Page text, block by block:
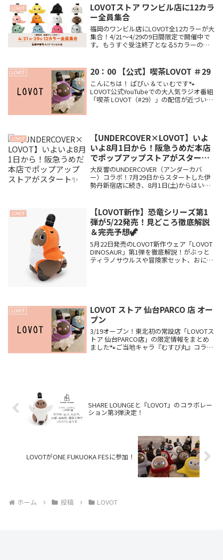
イテムの魅力とぱぴてぃむ家恒例の完売予
想をお届けします🐾
LOVOT
LOVOTストア ワンビル店に12カラ
ー全員集合
福岡のワンビル店にLOVOT全12カラーが大
集合！4/21〜4/29の9日間限定で開催中で
す。もうすぐ受注終了となる5カラーの子
なイベントの詳細をご紹介します。
LOVOT 20：00 【公式】喫茶LOVOT ＃29
こんにちは！ ぱぴぃ＆てぃむです🐾
LOVOT公式YouTubeでの大人気ラジオ番組
「喫茶 LOVOT（#29）」の配信が近づいて
LOVOT
【UNDERCOVER×LOVOT】いよ
いよ8月1日から！阪急うめだ本店
でポップアップストアがスタート
✨
大反響のUNDERCOVER（アンダーカバ
ー）コラボ！7月29日からスタートした伊
勢丹新宿店に続き、8月1日(土)からはいよ
長期開催！お近くの方はぜひ足を運んでみ
てくださいね🐾
LOVOT
【LOVOT新作】恐竜シリーズ第1
弾が5/22発売！見どころ徹底解説
＆完売予想🦖
5月22日発売のLOVOT新作ウェア「LOVOT
DINOSAUR」第1弾を徹底解説！がぶっと
ティラノサウルスや冒険家セット、おにぎ
LOVOT
LOVOT ストア 仙台PARCO 店 オー
プン
3/19オープン！東北初の常設店「LOVOTス
トア 仙台PARCO店」の限定情報をまとめ
ました🐾ご当地キャラ『むすび丸』コラボ
SHARE LOUNGEと『LOVOT』のコラボレー
ション第3弾決定！
LOVOTがONE FUKUOKA FESに参加！
ホーム 投稿 LOVOT